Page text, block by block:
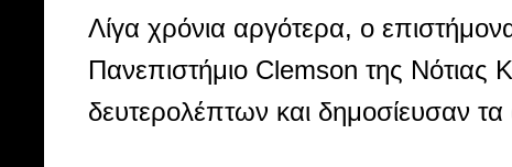
Λίγα χρόνια αργότερα, ο
Πανεπιστήμιο Clemson της Νότιας
δευτερολέπτων και δημοσίευσαν